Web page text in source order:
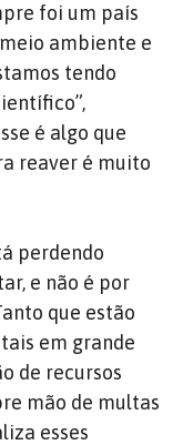
foi um país
ambiente e
tendo
é algo que
reaver é muito
perdendo
e não é por
que estão
em grande
de recursos
mão de multas
esses